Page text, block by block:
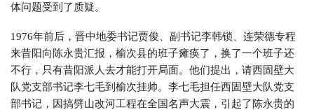
体问题受到了质疑。
1976年前后，晋中地委书记贾俊、副书记李韩锁、连荣德专程
来昔阳向陈永贵汇报，榆次县的班子瘫痪了，换了一个班子还
不行，只有昔阳派人去才能打开局面。他们提出，请西固壁大
队党支部书记李七毛到榆次挂帅。李七毛担任西固壁大队党支
部书记，因搞劈山改河工程在全国名声大震，引起了陈永贵的